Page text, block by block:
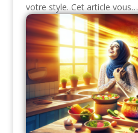
votre style. Cet article vous…